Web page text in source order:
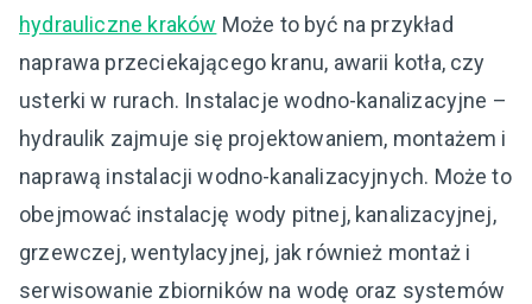
hydrauliczne kraków Może to być na przykład
naprawa przeciekającego kranu, awarii kotła, czy
usterki w rurach. Instalacje wodno-kanalizacyjne –
hydraulik zajmuje się projektowaniem, montażem i
naprawą instalacji wodno-kanalizacyjnych. Może to
obejmować instalację wody pitnej, kanalizacyjnej,
grzewczej, wentylacyjnej, jak również montaż i
serwisowanie zbiorników na wodę oraz systemów